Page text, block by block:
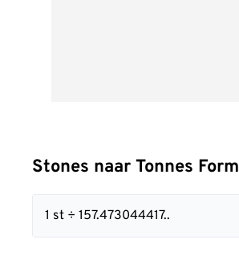
Stones naar Tonnes
1 st ÷ 157.473044417..